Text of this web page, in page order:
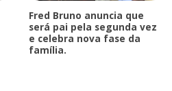
Fred Bruno anuncia que
será pai pela segunda vez
e celebra nova fase da
família.